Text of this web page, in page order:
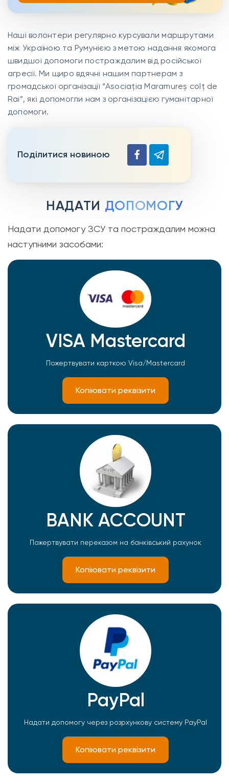
Наші волонтери регулярно курсували маршрутами
між Україною та Румунією з метою надання якомога
швидшої допомоги постраждалим від російської
агресії. Ми щиро вдячні нашим партнерам з
громадської організації “Asociația Maramureș colț de
Rai”, які допомогли нам з організацією гуманітарної
допомоги.
Поділитися новиною
НАДАТИ ДОПОМОГУ
Надати допомогу ЗСУ та постраждалим можна
наступними засобами:
VISA Mastercard
Пожертвувати карткою Visa/Mastercard
Копіювати реквізити
BANK ACCOUNT
Пожертвувати переказом на банківський рахунок
Копіювати реквізити
PayPal
Надати допомогу через розрхункову систему PayPal
Копіювати реквізити